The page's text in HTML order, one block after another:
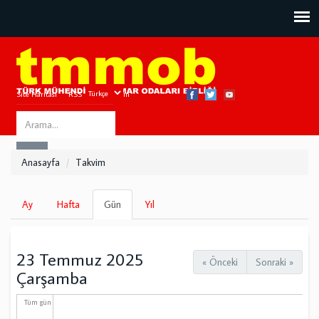
Site Haritası RSS Bize Ulaşın
Search
this
Anasayfa Takvim
Birincil
sekmeler
Ay Hafta Gün
sekme)
Yıl
« Önceki Sonraki »
23 Temmuz 2025
Çarşamba
Tüm gün